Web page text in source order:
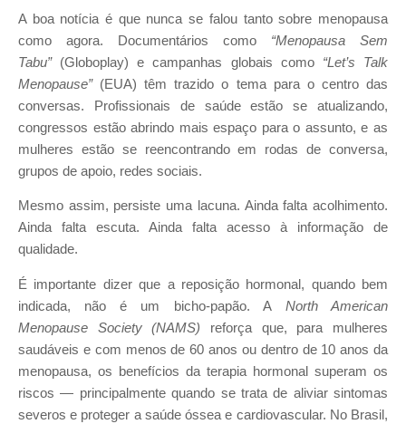
A boa notícia é que nunca se falou tanto sobre menopausa
como agora. Documentários como “Menopausa Sem
Tabu”(Globoplay) e campanhas globais como “Let’s Talk
Menopause”(EUA) têm trazido o tema para o centro das
conversas. Profissionais de saúde estão se atualizando,
congressos estão abrindo mais espaço para o assunto, e as
mulheres estão se reencontrando em rodas de conversa,
grupos de apoio, redes sociais.
Mesmo assim, persiste uma lacuna. Ainda falta acolhimento.
Ainda falta escuta. Ainda falta acesso à informação de
qualidade.
É importante dizer que a reposição hormonal, quando bem
indicada, não é um bicho-papão. A North American
Menopause Society (NAMS) reforça que, para mulheres
saudáveis e com menos de 60 anos ou dentro de 10 anos da
menopausa, os benefícios da terapia hormonal superam os
riscos — principalmente quando se trata de aliviar sintomas
severos e proteger a saúde óssea e cardiovascular. No Brasil,